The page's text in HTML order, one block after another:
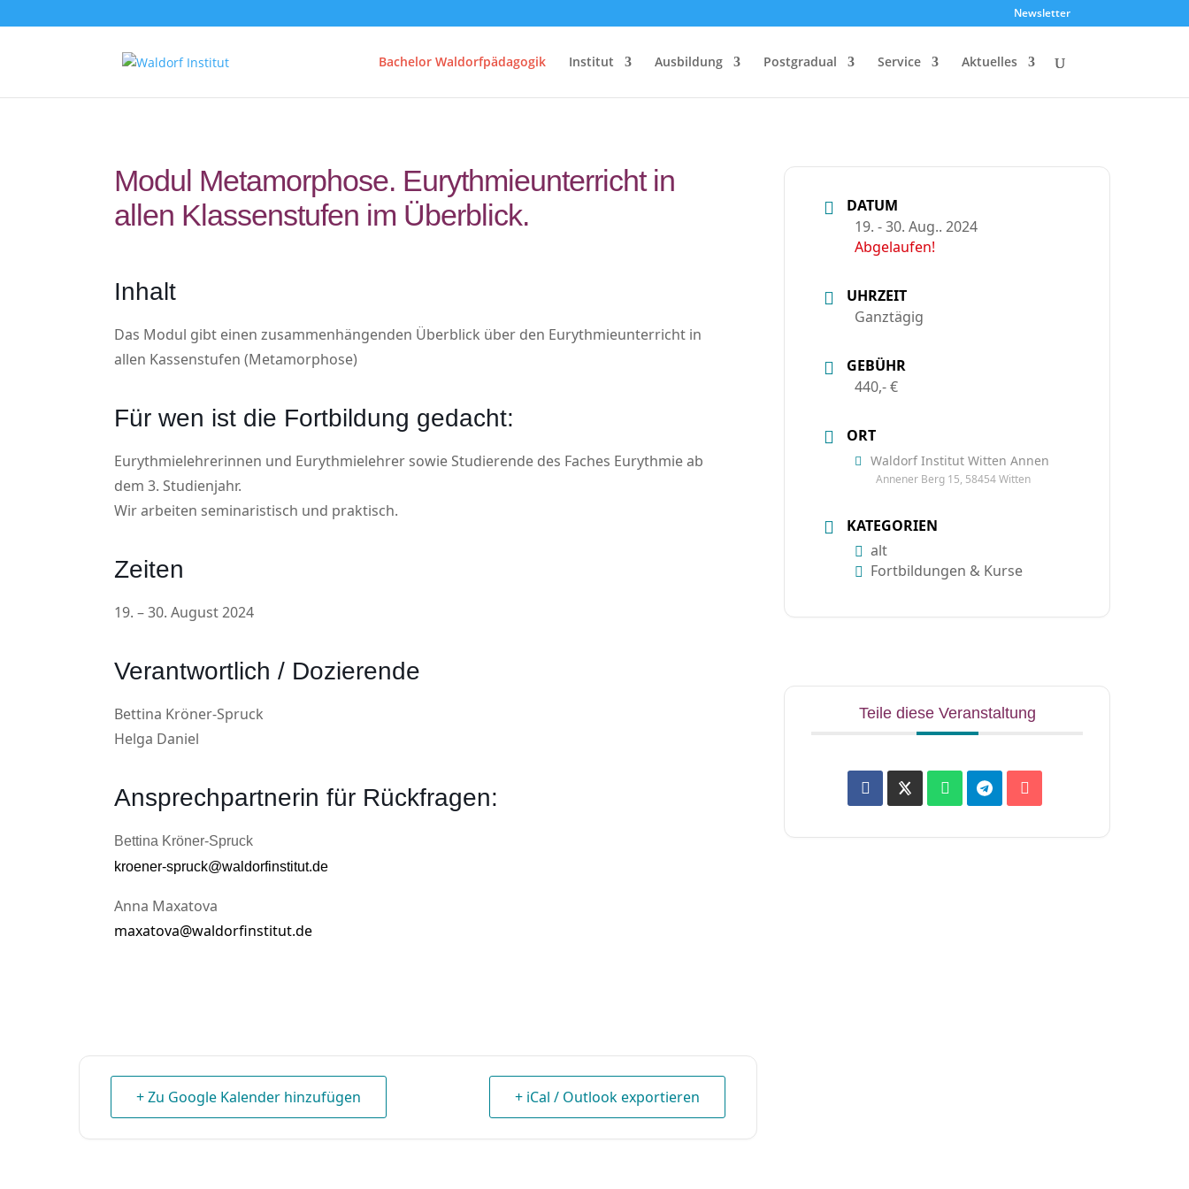
Newsletter
Bachelor Waldorfpädagogik Institut Ausbildung Postgradual Service Aktuelles
Modul Metamorphose. Eurythmieunterricht in
allen Klassenstufen im Überblick.
Inhalt
Das Modul gibt einen zusammenhängenden Überblick über den Eurythmieunterricht in
allen Kassenstufen (Metamorphose)
Für wen ist die Fortbildung gedacht:
Eurythmielehrerinnen und Eurythmielehrer sowie Studierende des Faches Eurythmie ab
dem 3. Studienjahr.
Wir arbeiten seminaristisch und praktisch.
Zeiten
19. – 30. August 2024
Verantwortlich / Dozierende
Bettina Kröner-Spruck
Helga Daniel
Ansprechpartnerin für Rückfragen:
Bettina Kröner-Spruck
kroener-spruck@waldorfinstitut.de
Anna Maxatova
maxatova@waldorfinstitut.de
+ Zu Google Kalender hinzufügen + iCal / Outlook exportieren
DATUM
19. - 30. Aug.. 2024
Abgelaufen!
UHRZEIT
Ganztägig
GEBÜHR
440,- €
ORT
Waldorf Institut Witten Annen
Annener Berg 15, 58454 Witten
KATEGORIEN
alt
Fortbildungen & Kurse
Teile diese Veranstaltung